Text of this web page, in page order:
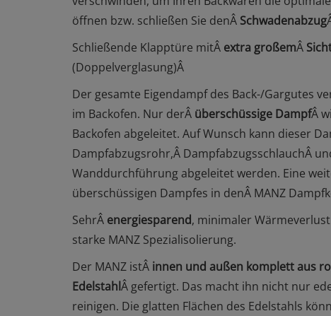
öffnen bzw. schließen Sie denÂ Schwadenabzug
Schließende Klapptüre mitÂ extra großemÂ
(Doppelverglasung)Â
Der gesamte Eigendampf des Back-/Gargutes
im Backofen. Nur derÂ überschüssige DampfÂ
Backofen abgeleitet. Auf Wunsch kann dieser
Dampfabzugsrohr,Â DampfabzugsschlauchÂ
Wanddurchführung abgeleitet werden. Eine
überschüssigen Dampfes in denÂ MANZ
SehrÂ energiesparend, minimaler
starke MANZ Spezialisolierung.
Der MANZ istÂ innen und außen komplett aus
EdelstahlÂ gefertigt. Das macht ihn nicht nur
reinigen. Die glatten Flächen des Edelstahls